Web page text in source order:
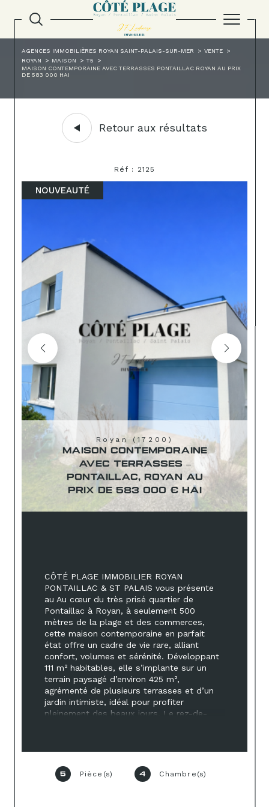
AGENCES IMMOBILIÈRES ROYAN SAINT-PALAIS-SUR-MER
VENTE
ROYAN
MAISON
T5
MAISON CONTEMPORAINE AVEC TERRASSES PONTAILLAC ROYAN AU PRIX
DE 583 000 HAI
Retour aux résultats
Réf : 2125
NOUVEAUTÉ
Royan (17200)
MAISON CONTEMPORAINE
AVEC TERRASSES –
PONTAILLAC, ROYAN AU
PRIX DE 583 000 € HAI
5 Pièce(s) 4 Chambre(s)
CÔTÉ PLAGE IMMOBILIER ROYAN
PONTAILLAC & ST PALAIS vous présente
au Au cœur du très prisé quartier de
Pontaillac à Royan, à seulement 500
mètres de la plage et des commerces,
cette maison contemporaine en parfait
état offre un cadre de vie rare, alliant
confort, volumes et sérénité. Développant
111 m² habitables, elle s’implante sur un
terrain paysagé d’environ 425 m²,
agrémenté de plusieurs terrasses et d’un
jardin intimiste, idéal pour profiter
pleinement des beaux jours. Le rez-de-
convivialité, une chambre avec salle d’eau
privative, parfaite pour une suite ou une vie